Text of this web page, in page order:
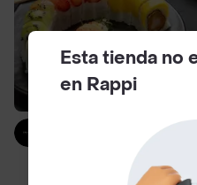
$ 6000
Esta tienda no
en Rappi